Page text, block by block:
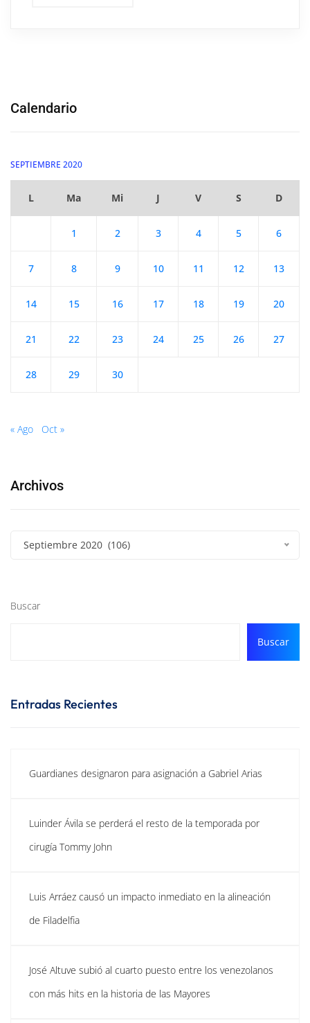
Calendario
SEPTIEMBRE 2020
L Ma Mi J V S D
1 2 3 4 5 6
7 8 9 10 11 12 13
14 15 16 17 18 19 20
21 22 23 24 25 26 27
28 29 30
« Ago Oct »
Archivos
Septiembre 2020 (106)
Buscar
Buscar
Entradas Recientes
Guardianes designaron para asignación a Gabriel Arias
Luinder Ávila se perderá el resto de la temporada por
cirugía Tommy John
Luis Arráez causó un impacto inmediato en la alineación
de Filadelfia
José Altuve subió al cuarto puesto entre los venezolanos
con más hits en la historia de las Mayores